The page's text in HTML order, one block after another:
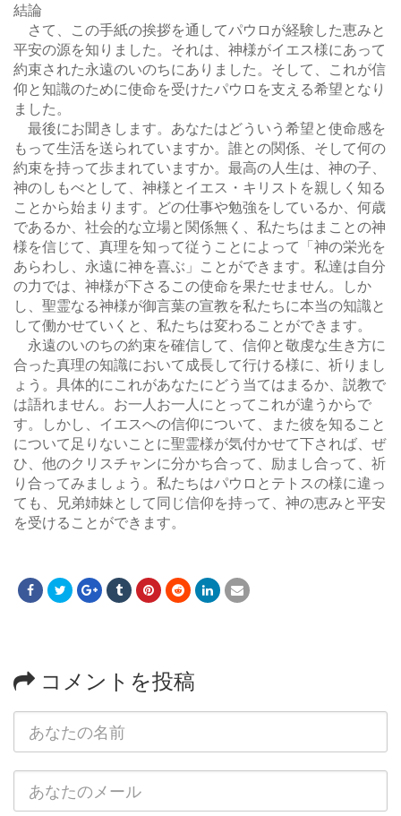
結論
さて、この手紙の挨拶を通してパウロが経験した恵みと
平安の源を知りました。それは、神様がイエス様にあって
約束された永遠のいのちにありました。そして、これが信
仰と知識のために使命を受けたパウロを支える希望となり
ました。
最後にお聞きします。あなたはどういう希望と使命感を
もって生活を送られていますか。誰との関係、そして何の
約束を持って歩まれていますか。最高の人生は、神の子、
神のしもべとして、神様とイエス・キリストを親しく知る
ことから始まります。どの仕事や勉強をしているか、何歳
であるか、社会的な立場と関係無く、私たちはまことの神
様を信じて、真理を知って従うことによって「神の栄光を
あらわし、永遠に神を喜ぶ」ことができます。私達は自分
の力では、神様が下さるこの使命を果たせません。しか
し、聖霊なる神様が御言葉の宣教を私たちに本当の知識と
して働かせていくと、私たちは変わることができます。
永遠のいのちの約束を確信して、信仰と敬虔な生き方に
合った真理の知識において成長して行ける様に、祈りまし
ょう。具体的にこれがあなたにどう当てはまるか、説教で
は語れません。お一人お一人にとってこれが違うからで
す。しかし、イエスへの信仰について、また彼を知ること
について足りないことに聖霊様が気付かせて下されば、ぜ
ひ、他のクリスチャンに分かち合って、励まし合って、祈
り合ってみましょう。私たちはパウロとテトスの様に違っ
ても、兄弟姉妹として同じ信仰を持って、神の恵みと平安
を受けることができます。
コメントを投稿